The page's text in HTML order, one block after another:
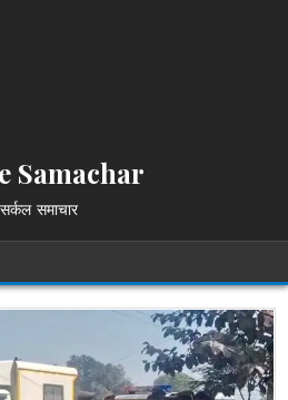
Samachar
सर्कल समाचार